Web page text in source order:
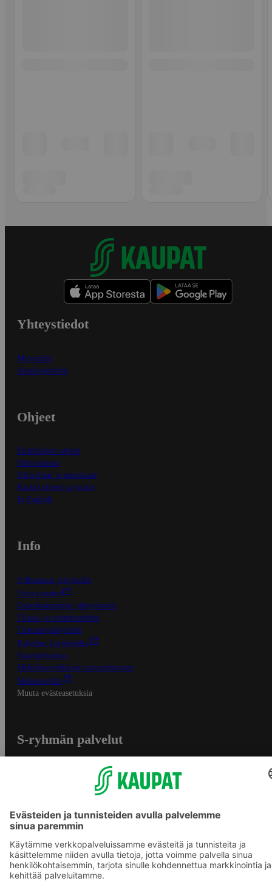
Yhteystiedot
Myymälät
Asiakaspalvelu
Ohjeet
Ensitilaajan ohjeet
Näin maksat
Näin tilaat ja muokkaat
Kaikki ohjeet ja vinkit
In English
Info
S-Business yrityksille
Oiva-raportit
Osuuskauppojen yhteystiedot
Tilaus- ja toimitusehdot
Tietosuojakäytäntö
Palvelun käyttöehdot
Saavutettavuus
Mobiilisovelluksen saavutettavuus
Mainostajalle
Muuta evästeasetuksia
S-ryhmän palvelut
S-ostoslista -sovellus
Prisma.fi
Sokos.fi
S-Pankki
Yhteishyvä
Sokos Hotels